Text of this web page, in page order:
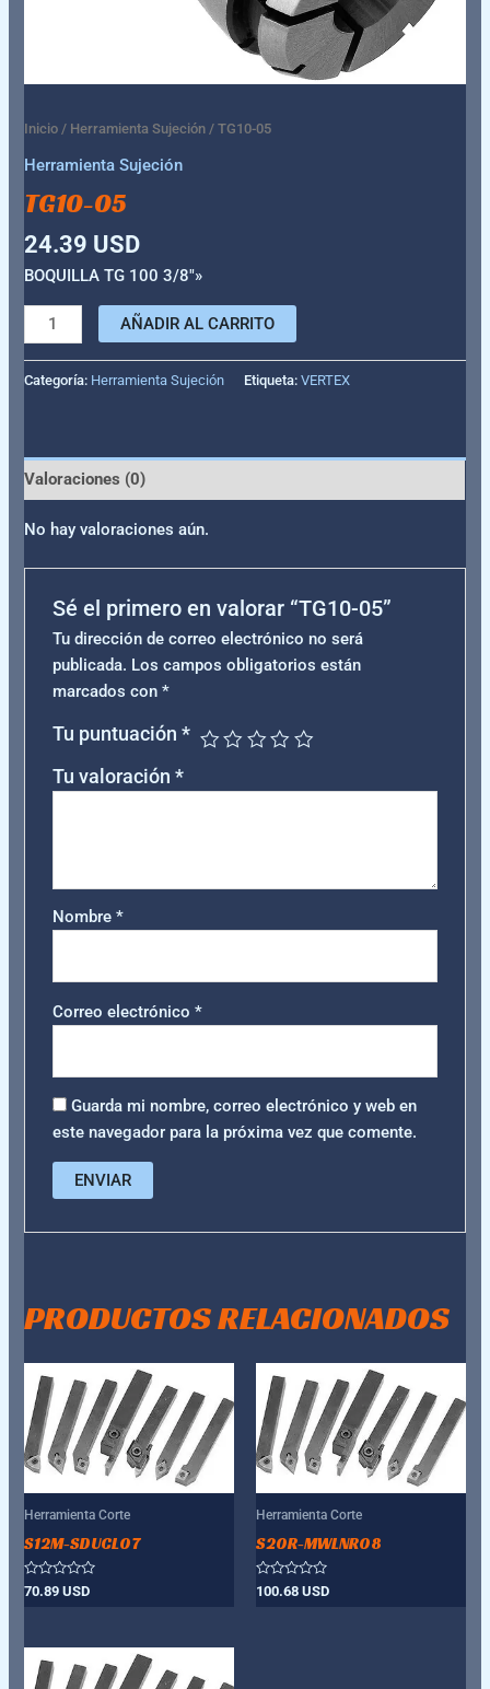
Inicio / Herramienta Sujeción / TG10-05
Herramienta Sujeción
TG10-05
24.39 USD
BOQUILLA TG 100 3/8″»
AÑADIR AL CARRITO
Categoría: Herramienta Sujeción Etiqueta:VERTEX
Valoraciones (0)
No hay valoraciones aún.
Sé el primero en valorar “TG10-05”
Tu dirección de correo electrónico no será
publicada. Los campos obligatorios están
marcados con *
Tu puntuación *
Tu valoración *
Nombre *
Correo electrónico *
Guarda mi nombre, correo electrónico y web en
este navegador para la próxima vez que comente.
PRODUCTOS RELACIONADOS
Herramienta Corte
S12M-SDUCL07
Valorado
con
70.89USD
Herramienta Corte
S20R-MWLNR08
Valorado
con
100.68 USD